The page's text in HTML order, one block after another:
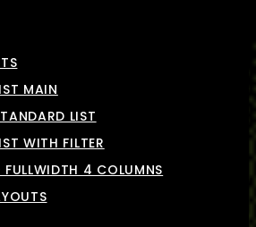
MAIN
LIST
WITH FILTER
FULLWIDTH 4 COLUMNS